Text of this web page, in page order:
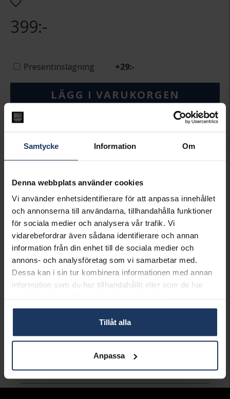
Samtycke Information Om
Denna webbplats använder cookies
Vi använder enhetsidentifierare för att anpassa innehållet
och annonserna till användarna, tillhandahålla funktioner
för sociala medier och analysera vår trafik. Vi
vidarebefordrar även sådana identifierare och annan
information från din enhet till de sociala medier och
annons- och analysföretag som vi samarbetar med.
Dessa kan i sin tur kombinera informationen med annan
information som du har tillhandahållit eller som de har
Tillåt alla
Anpassa
399:-
Presentinslagning +29:-
LÄGG I VARUKORGEN
Lagervara.
Öppet köp i 30 dagar vid onlineköp.
INFO
VARUMÄRKE
Syster P
MATERIAL
Silver,Guldpläterat
Matchande produkter och andra varianter
Halsband Beloved i äkta silver
499:-
Halsband Beloved i äkta silver
SYSTER P
699:-
Hängsmycke Beloved Mini i äkta silver
399:-
Andra köpte även